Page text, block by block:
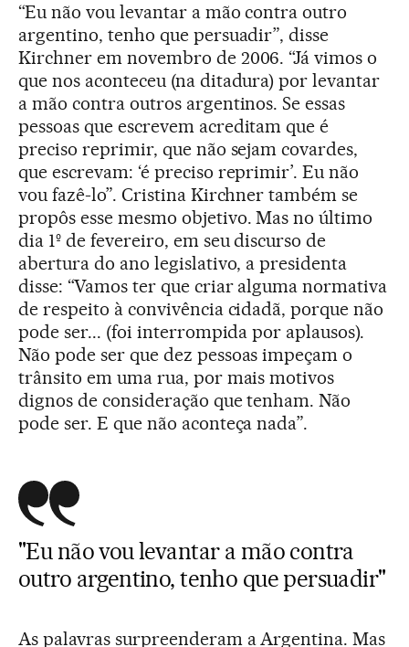
“Eu não vou levantar a mão contra outro
argentino, tenho que persuadir”, disse
Kirchner em novembro de 2006. “Já vimos o
que nos aconteceu (na ditadura) por levantar
a mão contra outros argentinos. Se essas
pessoas que escrevem acreditam que é
preciso reprimir, que não sejam covardes,
que escrevam: ‘é preciso reprimir’. Eu não
vou fazê-lo”. Cristina Kirchner também se
propôs esse mesmo objetivo. Mas no último
dia 1º de fevereiro, em seu discurso de
abertura do ano legislativo, a presidenta
disse: “Vamos ter que criar alguma normativa
de respeito à convivência cidadã, porque não
pode ser... (foi interrompida por aplausos).
Não pode ser que dez pessoas impeçam o
trânsito em uma rua, por mais motivos
dignos de consideração que tenham. Não
pode ser. E que não aconteça nada”.
"Eu não vou levantar a mão contra
outro argentino, tenho que persuadir"
As palavras surpreenderam a Argentina. Mas